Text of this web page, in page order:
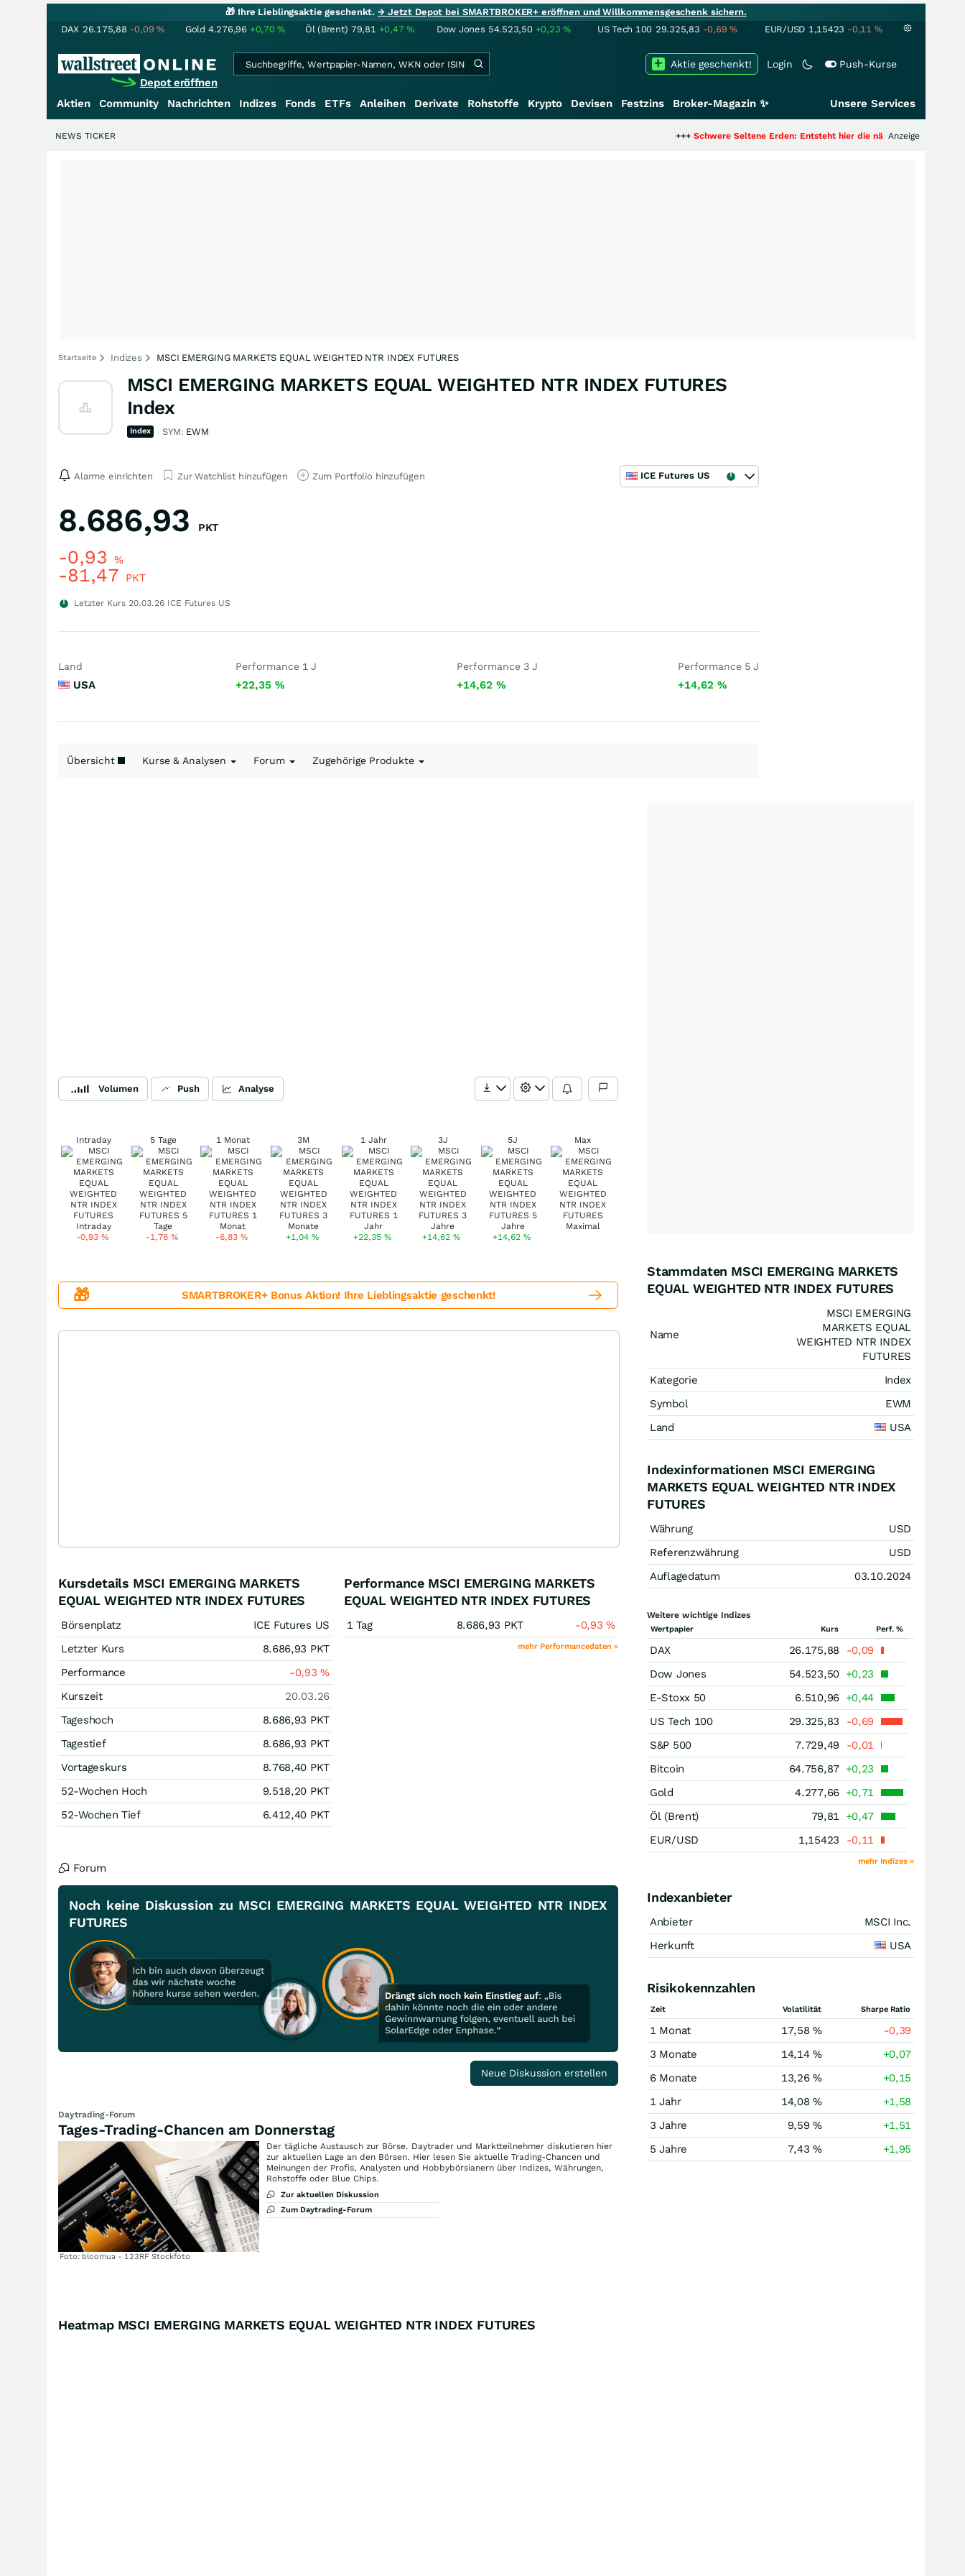
🎁 Ihre Lieblingsaktie geschenkt.→ Jetzt Depot bei SMARTBROKER+ eröffnen und Willkommensgeschenk sichern.
DAX 26.175,88 -0,09% Gold 4.276,96 +0,70% Öl (Brent) 79,81 +0,47% Dow Jones 54.523,50 +0,23% US Tech 100 29.325,83 -0,69% EUR/USD 1,15423 -0,11 %
Depot eröffnen
Login Push-Kurse
Aktie geschenkt!
Aktien Community Nachrichten Indizes Fonds ETFs Anleihen Derivate Rohstoffe Krypto Devisen Festzins Broker-Magazin ✨ Unsere Services
Schwere Seltene Erden: Entsteht hier die nächste Milliardenstory?
Anzeige
NEWS TICKER
Startseite Indizes MSCI EMERGING MARKETS EQUAL WEIGHTED NTR INDEX FUTURES
MSCI EMERGING MARKETS EQUAL WEIGHTED NTR INDEX FUTURES
Index
Index SYM: EWM
Alarme einrichten Zur Watchlist hinzufügen Zum Portfolio hinzufügen ICE Futures US
8.686,93 PKT
-0,93 %
-81,47 PKT
Letzter Kurs 20.03.26 ICE Futures US
Land
USA
Performance 1 J
+22,35 %
Performance 3 J
+14,62 %
Performance 5 J
+14,62 %
Übersicht Kurse & Analysen Forum Zugehörige Produkte
Volumen Push Analyse
Intraday
-0,93 %
5 Tage
-1,76 %
1 Monat
-6,83 %
3M
+1,04 %
1 Jahr
+22,35 %
3J
+14,62%
5J
+14,62 %
Max
🎁 SMARTBROKER+ Bonus Aktion! Ihre Lieblingsaktie geschenkt!
Kursdetails MSCI EMERGING MARKETS
EQUAL WEIGHTED NTR INDEX FUTURES
Börsenplatz
ICE Futures US
Letzter Kurs
8.686,93 PKT
Performance
-0,93%
Kurszeit
20.03.26
Tageshoch
8.686,93 PKT
Tagestief
8.686,93 PKT
Vortageskurs
8.768,40 PKT
52-Wochen Hoch
9.518,20 PKT
52-Wochen Tief
6.412,40 PKT
Performance MSCI EMERGING MARKETS
EQUAL WEIGHTED NTR INDEX FUTURES
1 Tag 8.686,93 PKT -0,93%
mehr Performancedaten »
Forum
Noch keine Diskussion zu MSCI EMERGING MARKETS EQUAL WEIGHTED NTR INDEX
FUTURES
Neue Diskussion erstellen
Daytrading-Forum
Tages-Trading-Chancen am Donnerstag
Foto: bloomua - 123RF Stockfoto
Der tägliche Austausch zur Börse. Daytrader und Marktteilnehmer diskutieren hier
zur aktuellen Lage an den Börsen. Hier lesen Sie aktuelle Trading-Chancen und
Meinungen der Profis, Analysten und Hobbybörsianern über Indizes, Währungen,
Rohstoffe oder Blue Chips.
Zur aktuellen Diskussion
Zum Daytrading-Forum
Stammdaten MSCI EMERGING MARKETS
EQUAL WEIGHTED NTR INDEX FUTURES
Name
MSCI EMERGING
MARKETS EQUAL
WEIGHTED NTR INDEX
FUTURES
Kategorie
Index
Symbol
EWM
Land
USA
Indexinformationen MSCI EMERGING
MARKETS EQUAL WEIGHTED NTR INDEX
FUTURES
Währung
USD
Referenzwährung
USD
Auflagedatum
03.10.2024
Weitere wichtige Indizes
Wertpapier Kurs Perf. %
DAX 26.175,88
-0,09
Dow Jones
54.523,50 +0,23
E-Stoxx 50
6.510,96 +0,44
US Tech 100
29.325,83
-0,69
S&P 500
7.729,49
-0,01
Bitcoin
64.756,87 +0,23
Gold
4.277,66 +0,71
Öl (Brent)
79,81 +0,47
EUR/USD
1,15423 -0,11
mehr Indizes »
Indexanbieter
Anbieter
MSCI Inc.
Herkunft
USA
Risikokennzahlen
Zeit Volatilität Sharpe Ratio
1 Monat 17,58 %
-0,39
3 Monate
14,14 %
+0,07
6 Monate
13,26 %
+0,15
1 Jahr
14,08 %
+1,58
3 Jahre
9,59 %
+1,51
5 Jahre
7,43 % +1,95
Heatmap MSCI EMERGING MARKETS EQUAL WEIGHTED NTR INDEX FUTURES